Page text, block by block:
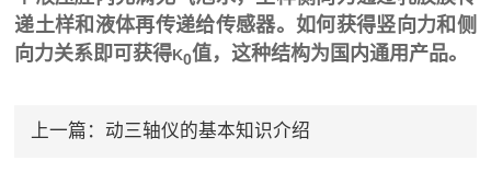
递土样和液体再传递给传感器。如何获得竖向力和侧
向力关系即可获得K0值，这种结构为国内通用产品。
上一篇： 动三轴仪的基本知识介绍